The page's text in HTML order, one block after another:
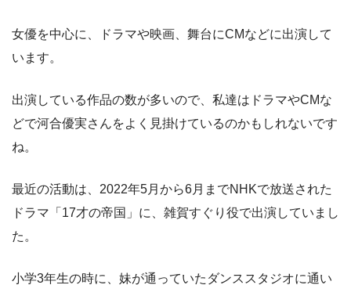
女優を中心に、ドラマや映画、舞台にCMなどに出演して
います。
出演している作品の数が多いので、私達はドラマやCMな
どで河合優実さんをよく見掛けているのかもしれないです
ね。
最近の活動は、2022年5月から6月までNHKで放送された
ドラマ「17才の帝国」に、雑賀すぐり役で出演していまし
た。
小学3年生の時に、妹が通っていたダンススタジオに通い